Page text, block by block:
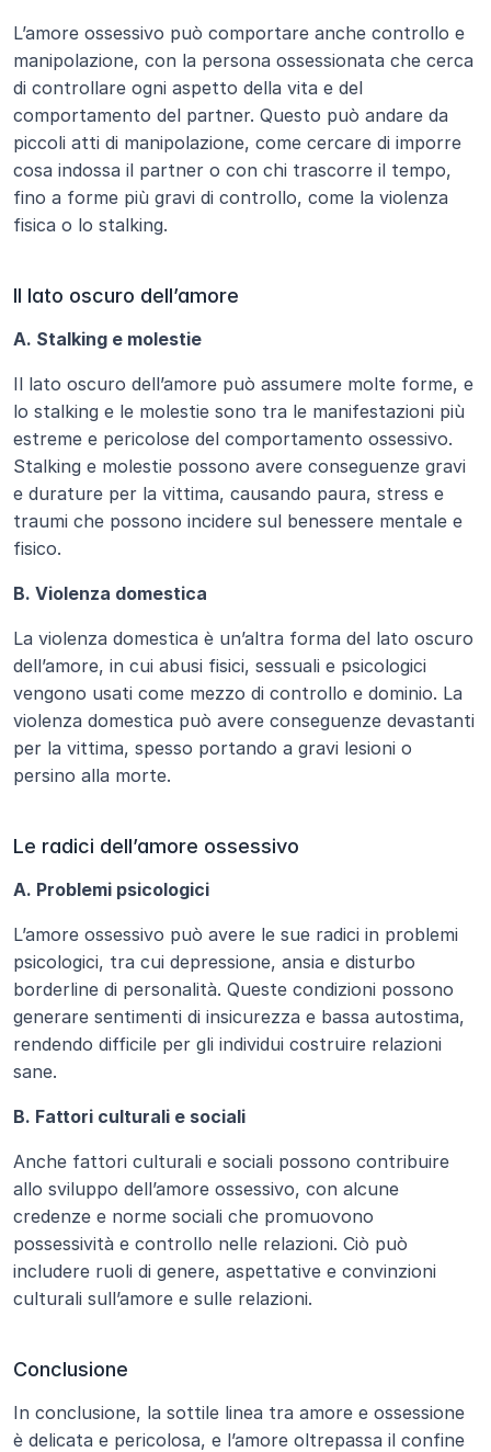
L’amore ossessivo può comportare anche controllo e
manipolazione, con la persona ossessionata che cerca
di controllare ogni aspetto della vita e del
comportamento del partner. Questo può andare da
piccoli atti di manipolazione, come cercare di imporre
cosa indossa il partner o con chi trascorre il tempo,
fino a forme più gravi di controllo, come la violenza
fisica o lo stalking.
Il lato oscuro dell’amore
A. Stalking e molestie
Il lato oscuro dell’amore può assumere molte forme, e
lo stalking e le molestie sono tra le manifestazioni più
estreme e pericolose del comportamento ossessivo.
Stalking e molestie possono avere conseguenze gravi
e durature per la vittima, causando paura, stress e
traumi che possono incidere sul benessere mentale e
fisico.
B. Violenza domestica
La violenza domestica è un’altra forma del lato oscuro
dell’amore, in cui abusi fisici, sessuali e psicologici
vengono usati come mezzo di controllo e dominio. La
violenza domestica può avere conseguenze devastanti
per la vittima, spesso portando a gravi lesioni o
persino alla morte.
Le radici dell’amore ossessivo
A. Problemi psicologici
L’amore ossessivo può avere le sue radici in problemi
psicologici, tra cui depressione, ansia e disturbo
borderline di personalità. Queste condizioni possono
generare sentimenti di insicurezza e bassa autostima,
rendendo difficile per gli individui costruire relazioni
sane.
B. Fattori culturali e sociali
Anche fattori culturali e sociali possono contribuire
allo sviluppo dell’amore ossessivo, con alcune
credenze e norme sociali che promuovono
possessività e controllo nelle relazioni. Ciò può
includere ruoli di genere, aspettative e convinzioni
culturali sull’amore e sulle relazioni.
Conclusione
In conclusione, la sottile linea tra amore e ossessione
è delicata e pericolosa, e l’amore oltrepassa il confine